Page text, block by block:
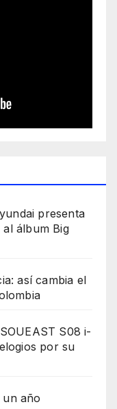
presenta
álbum Big
así cambia el
S08 i-
por su
año